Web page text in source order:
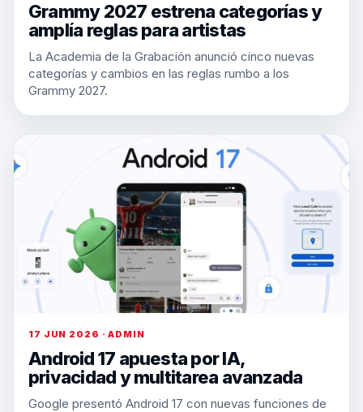
Grammy 2027 estrena categorías y
amplía reglas para artistas
La Academia de la Grabación anunció cinco nuevas
categorías y cambios en las reglas rumbo a los
Grammy 2027.
17 JUN 2026 · ADMIN
Android 17 apuesta por IA,
privacidad y multitarea avanzada
Google presentó Android 17 con nuevas funciones de